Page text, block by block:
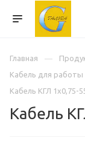
Главная
Кабель для работы
Кабель КГЛ 1х0,75-
Кабель